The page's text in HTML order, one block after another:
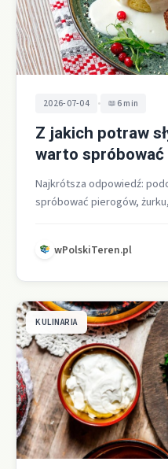
2026-07-04 • 6 min
Z jakich potraw
warto
Najkrótsza odpowiedź:
spróbować pierogów,
wPolskiTeren.pl
KULINARIA